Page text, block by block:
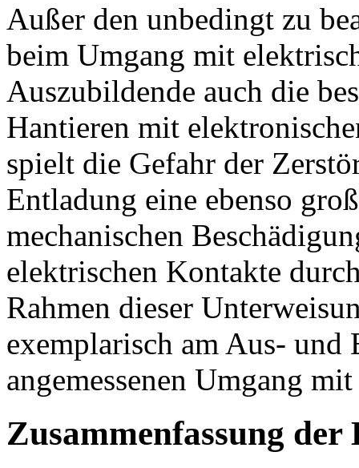
Außer den unbedingt zu
beim Umgang mit
Auszubildende auch die
Hantieren mit
spielt die Gefahr der
Entladung eine ebenso
mechanischen
elektrischen Kontakte
Rahmen dieser
exemplarisch am Aus- und
angemessenen Umgang
Zusammenfassung der